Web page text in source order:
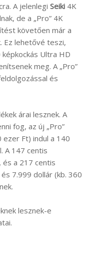
A jelenlegi Seiki 4K
de a „Pro” 4K
követően már a
Ez lehetővé teszi,
Ultra HD
meg. A „Pro”
és
árai lesznek. A
fog, az új „Pro”
Ft) indul a 140
A 147 centis
, és a 217 centis
7.999 dollár (kb. 360
lesznek-e